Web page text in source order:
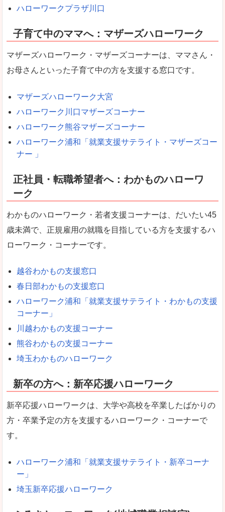
ハローワークプラザ川口
子育て中のママへ：マザーズハローワーク
マザーズハローワーク・マザーズコーナーは、ママさん・
お母さんといった子育て中の方を支援する窓口です。
マザーズハローワーク大宮
ハローワーク川口マザーズコーナー
ハローワーク熊谷マザーズコーナー
ハローワーク浦和「就業支援サテライト・マザーズコー
ナー 」
正社員・転職希望者へ：わかものハローワ
ーク
わかものハローワーク・若者支援コーナーは、だいたい45
歳未満で、正規雇用の就職を目指している方を支援するハ
ローワーク・コーナーです。
越谷わかもの支援窓口
春日部わかもの支援窓口
ハローワーク浦和「就業支援サテライト・わかもの支援
コーナー」
川越わかもの支援コーナー
熊谷わかもの支援コーナー
埼玉わかものハローワーク
新卒の方へ：新卒応援ハローワーク
新卒応援ハローワークは、大学や高校を卒業したばかりの
方・卒業予定の方を支援するハローワーク・コーナーで
す。
ハローワーク浦和「就業支援サテライト・新卒コーナ
ー」
埼玉新卒応援ハローワーク